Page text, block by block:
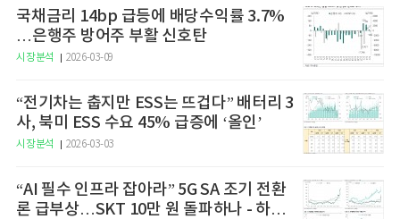
국채금리 14bp 급등에 배당수익률 3.7%
…은행주 방어주 부활 신호탄
시장분석 2026-03-09
“전기차는 춥지만 ESS는 뜨겁다” 배터리 3
사, 북미 ESS 수요 45% 급증에 ‘올인’
시장분석 2026-03-03
“AI 필수 인프라 잡아라” 5G SA 조기 전환
론 급부상…SKT 10만 원 돌파하나 - 하나